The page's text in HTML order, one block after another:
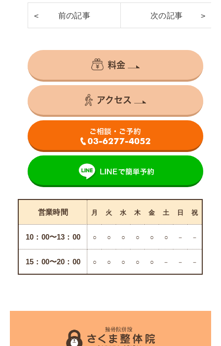
料金
アクセス
営業時間 月 火 水 木 金 土 日 祝
10：00〜13：00 ○ ○ ○ ○ ○ ○ － －
15：00〜20：00 ○ ○ ○ ○ ○ － － －